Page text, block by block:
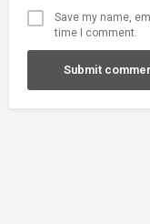
Save my name,
time I comment.
Submit